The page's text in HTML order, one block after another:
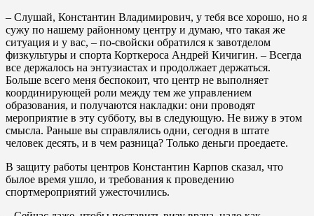
– Слушай, Константин Владимирович, у тебя все хорошо, но я
сужу по нашему районному центру и думаю, что такая же
ситуация и у вас, – по-свойски обратился к завотделом
физкультуры и спорта Корткероса Андрей Кичигин. – Всегда
все держалось на энтузиастах и продолжает держаться.
Больше всего меня беспокоит, что центр не выполняет
координирующей роли между тем же управлением
образования, и получаются накладки: они проводят
мероприятие в эту субботу, вы в следующую. Не вижу в этом
смысла. Раньше вы справлялись одни, сегодня в штате
человек десять, и в чем разница? Только деньги проедаете.
В защиту работы центров Константин Карпов сказал, что
былое время ушло, и требования к проведению
спортмероприятий ужесточились.